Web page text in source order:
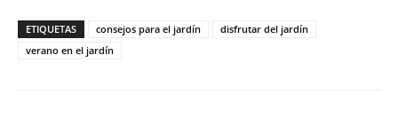
ETIQUETAS consejos para el jardín
disfrutar del jardín
verano en el jardín